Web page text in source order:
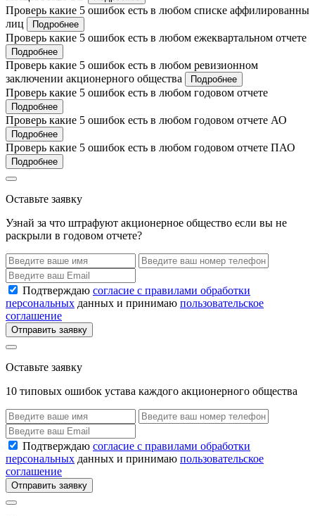
Проверь какие 5 ошибок есть в любом списке аффилированны
лиц
Подробнее
Проверь какие 5 ошибок есть в любом ежеквартальном отчете
Подробнее
Проверь какие 5 ошибок есть в любом ревизионном
заключении акционерного общества
Подробнее
Проверь какие 5 ошибок есть в любом годовом отчете
Подробнее
Проверь какие 5 ошибок есть в любом годовом отчете АО
Подробнее
Проверь какие 5 ошибок есть в любом годовом отчете ПАО
Подробнее
Оставьте заявку
Узнай за что штрафуют акционерное общество если вы не
раскрыли в годовом отчете?
Подтверждаю согласие с правилами обработки
персональных данных и принимаю пользовательское
соглашение
Отправить заявку
Оставьте заявку
10 типовых ошибок устава каждого акционерного общества
Подтверждаю согласие с правилами обработки
персональных данных и принимаю пользовательское
соглашение
Отправить заявку